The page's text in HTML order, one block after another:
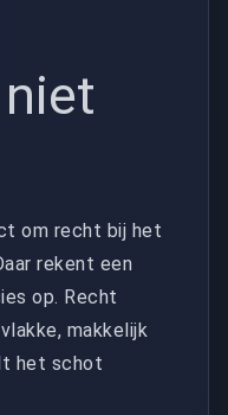
om recht bij het
rekent een
op. Recht
makkelijk
het schot